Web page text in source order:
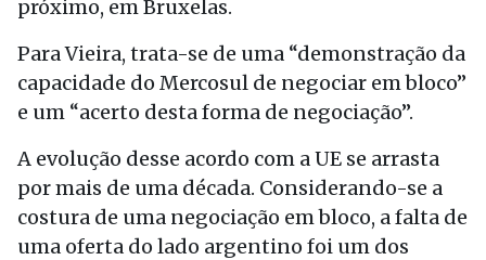
próximo, em Bruxelas.
Para Vieira, trata-se de uma “demonstração da
capacidade do Mercosul de negociar em bloco”
e um “acerto desta forma de negociação”.
A evolução desse acordo com a UE se arrasta
por mais de uma década. Considerando-se a
costura de uma negociação em bloco, a falta de
uma oferta do lado argentino foi um dos